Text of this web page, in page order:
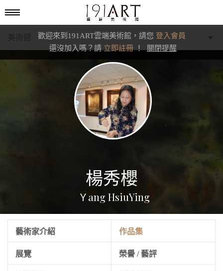
歡迎來到191ART雲端美術館，請您 登入會員
還沒加入嗎？請 立即註冊！ 關閉提醒
楊秀櫻
Ｙang HsiuYing
藝術家介紹 作品集
展覽 榮譽 / 藝評